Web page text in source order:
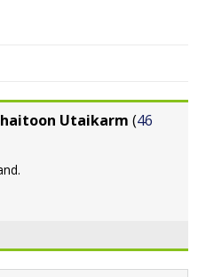
Utaikarm (46